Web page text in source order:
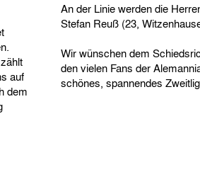
auf
dem
An der Linie werden die
Stefan Reuß (23,
Wir wünschen dem
den vielen Fans der
schönes, spannendes